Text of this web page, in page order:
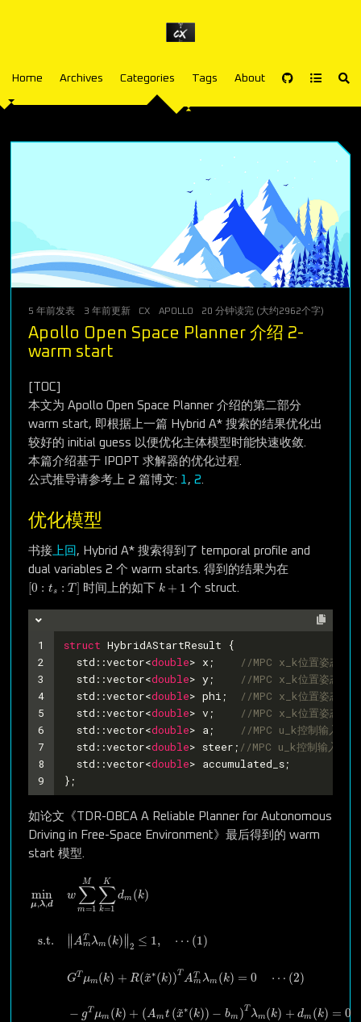
Home Archives Categories Tags About
5 年前发表 3 年前更新 CX APOLLO 20 分钟读完 (大约2962个字)
Apollo Open Space Planner 介绍 2-
warm start
[TOC]
本文为 Apollo Open Space Planner 介绍的第二部分
warm start, 即根据上一篇 Hybrid A* 搜索的结果优化出
较好的 initial guess 以便优化主体模型时能快速收敛.
本篇介绍基于 IPOPT 求解器的优化过程.
公式推导请参考上 2 篇博文: 1 , 2.
优化模型
书接 上回 , Hybrid A* 搜索得到了 temporal profile and
dual variables 2 个 warm starts. 得到的结果为在
[0 : ts : T ]
[0 s
时间上的如下 k + 1
k +1 个 struct.
1
2
3
4
5
6
7
8
9
struct HybridAStartResult {
  std::vector<
double> x;
//MPC x_k位置姿态
  std::vector<
double> y;
//MPC x_k位置姿态
  std::vector<
double> phi;
//MPC x_k位置姿态
  std::vector<
double> v;
//MPC x_k位置姿态
  std::vector<
double> a;
//MPC u_k控制输入
  std::vector<
double> steer; //MPC u_k控制输入
  std::vector<
double> accumulated_s;
};
如论文《TDR-OBCA A Reliable Planner for Autonomous
Driving in Free-Space Environment》最后得到的 warm
start 模型.
min
μ,λ,d
w
M
∑
m=1
K
∑
k=1
dm (k)
s.t. ∥∥ A T
mλm (k)∥∥2 ≤ 1, ⋯ (1)
GT μm(k) + R(~
x∗(k))T AT
mλm (k) = 0 ⋯ (2)
− gT μm (k) + (Amt (~
x∗(k)) − bm )T λm(k) + dm (k) = 0
∑m =1